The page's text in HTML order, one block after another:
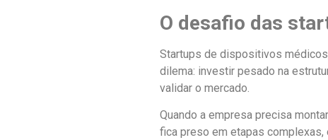
O desafio das
Startups de dispositivos
dilema: investir pesado na
validar o mercado.
Quando a empresa precisa
fica preso em etapas